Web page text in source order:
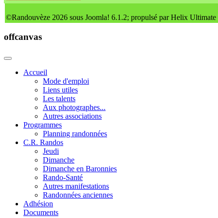
©Randouvèze 2026 sous Joomla! 6.1.2; propulsé par Helix Ultimate
offcanvas
Accueil
Mode d'emploi
Liens utiles
Les talents
Aux photographes...
Autres associations
Programmes
Planning randonnées
C.R. Randos
Jeudi
Dimanche
Dimanche en Baronnies
Rando-Santé
Autres manifestations
Randonnées anciennes
Adhésion
Documents